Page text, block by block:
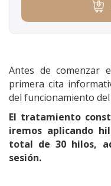
Antes de comenzar
primera cita
del funcionamiento
El tratamiento
iremos aplicando
total de 30 hilos,
sesión.